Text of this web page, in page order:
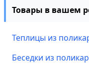
Товары в вашем
Теплицы из
Беседки из